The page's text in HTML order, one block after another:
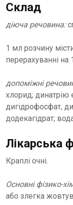
Склад
діюча речовина:
1 мл розчину
перерахуванні на
допоміжні
хлорид; динатрію
дигідрофосфат,
додекагідрат;
Лікарська
Краплі очні.
Основні фізико-
або злегка